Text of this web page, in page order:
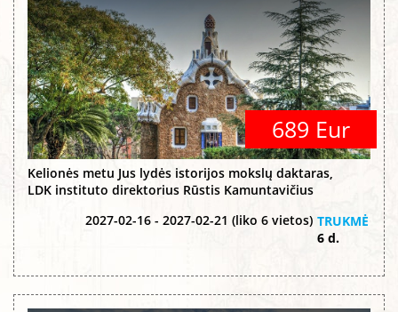
689 Eur
Kelionės metu Jus lydės istorijos mokslų daktaras,
LDK instituto direktorius Rūstis Kamuntavičius
2027-02-16 - 2027-02-21 (liko 6 vietos) TRUKMĖ
6 d.